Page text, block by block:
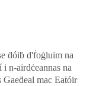
ḋóiḃ d'ḟoġluim na
n-airdċeannas na
mac Eaṫóir